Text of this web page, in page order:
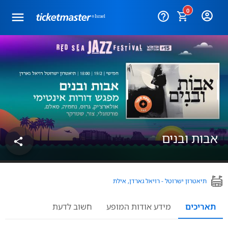
0
help_outline
אבות ובנים share
תיאטרון ישרוטל - רויאל גארדן, אילת
תאריכים מידע אודות המופע חשוב לדעת